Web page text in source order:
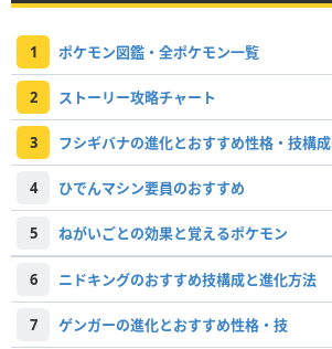
1 ポケモン図鑑・全ポケモン一覧
2 ストーリー攻略チャート
3 フシギバナの進化とおすすめ性格・技構成
4 ひでんマシン要員のおすすめ
5 ねがいごとの効果と覚えるポケモン
6 ニドキングのおすすめ技構成と進化方法
7 ゲンガーの進化とおすすめ性格・技